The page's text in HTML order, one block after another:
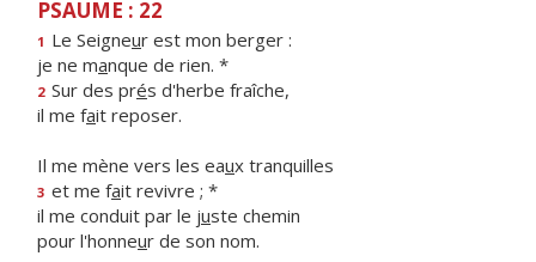
PSAUME : 22
1 Le Seigneur est mon berger :
je ne manque de rien. *
2 Sur des prés d'herbe fraîche,
il me fait reposer.
Il me mène vers les eaux tranquilles
3 et me fait revivre ; *
il me conduit par le juste chemin
pour l'honneur de son nom.